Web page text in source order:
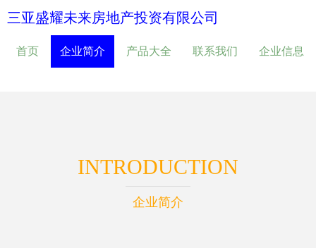
三亚盛耀未来房地产投资有限公司
首页 企业简介 产品大全 联系我们 企业信息
INTRODUCTION
企业简介